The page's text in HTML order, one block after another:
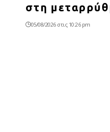
στη
05/08/2026 στις 10:26 pm